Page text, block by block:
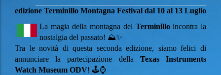
edizione Terminillo Montagna Festival dal 10 al 13 Luglio
La magia della montagna del Terminilloincontra la
nostalgia del passato! ⛰️✨
Tra le novità di questa seconda edizione, siamo felici di
annunciare la partecipazione della Texas Instruments
Watch Museum ODV! 🕹️⌚